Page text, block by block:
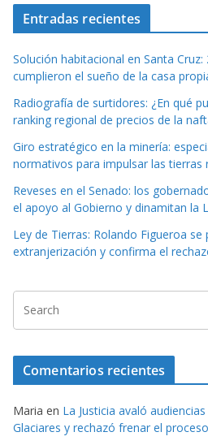
Entradas recientes
Solución habitacional en Santa
cumplieron el sueño de la casa
Radiografía de surtidores: ¿En qué
ranking regional de precios de la
Giro estratégico en la minería:
normativos para impulsar las tierras
Reveses en el Senado: los
el apoyo al Gobierno y dinamitan la
Ley de Tierras: Rolando Figueroa se
extranjerización y confirma el
Comentarios recientes
Maria en La Justicia avaló
Glaciares y rechazó frenar el proceso